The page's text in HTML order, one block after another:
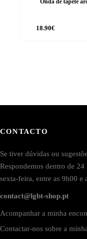
Onda de tapete
18.90€
CONTACTO
Se tiver dúvidas ou
Respondemos dentro de 24
sexta-feira, entre as 9h00 e
contact@lgbt-shop.pt
Acompanhar a minha
Contactar-nos sobre a